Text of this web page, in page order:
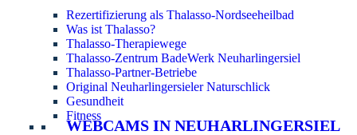
Rezertifizierung als Thalasso-Nordseeheilbad
Was ist Thalasso?
Thalasso-Therapiewege
Thalasso-Zentrum BadeWerk Neuharlingersiel
Thalasso-Partner-Betriebe
Original Neuharlingersieler Naturschlick
Gesundheit
Fitness
WEBCAMS IN NEUHARLINGERSIEL